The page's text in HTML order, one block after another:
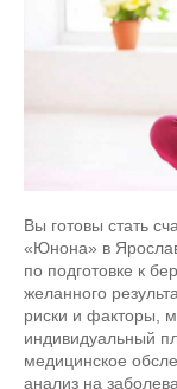
Вы готовы стать
«Юнона» в
по подготовке к
желанного
риски и факторы,
индивидуальный
медицинское
анализ на